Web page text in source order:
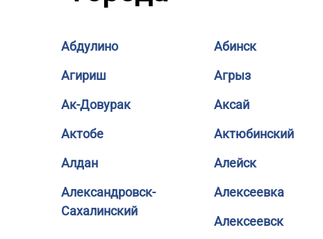
Абдулино Абинск
Агириш Агрыз
Ак-Довурак Аксай
Актобе Актюбинский
Алдан Алейск
Александровск-
Сахалинский
Алексеевка
Алексеевск